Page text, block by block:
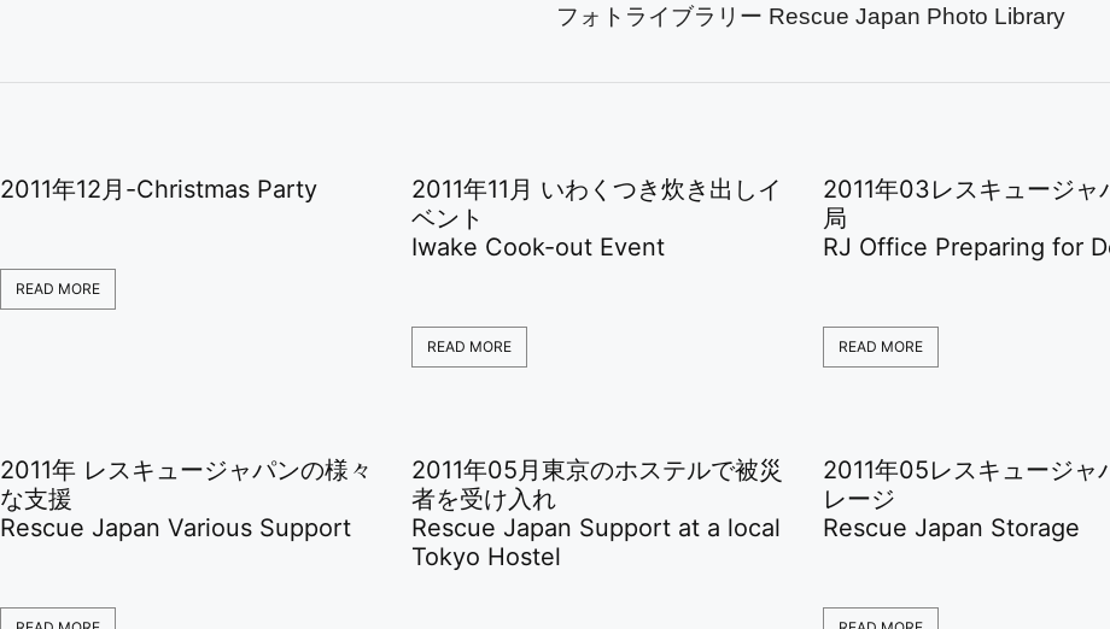
フォトライブラリー Rescue Japan Photo Library
2011年12月-Christmas Party
READ MORE
2011年11月 いわくつき炊き出しイ
ベント
Iwake Cook-out Event
READ MORE
2011年03レスキュージャ
局
RJ Office Preparing for
READ MORE
2011年 レスキュージャパンの様々
な支援
Rescue Japan Various Support
2011年05月東京のホステルで被災
者を受け入れ
Rescue Japan Support at a local
Tokyo Hostel
2011年05レスキュージャ
レージ
Rescue Japan Storage